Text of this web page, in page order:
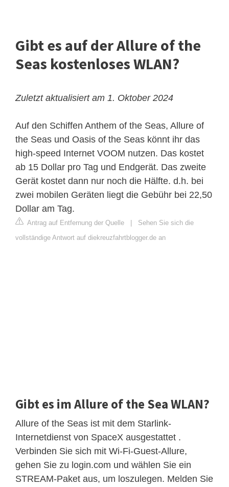
Gibt es auf der Allure of the
Seas kostenloses WLAN?
Zuletzt aktualisiert am 1. Oktober 2024
Auf den Schiffen Anthem of the Seas, Allure of
the Seas und Oasis of the Seas könnt ihr das
high-speed Internet VOOM nutzen. Das kostet
ab 15 Dollar pro Tag und Endgerät. Das zweite
Gerät kostet dann nur noch die Hälfte. d.h. bei
zwei mobilen Geräten liegt die Gebühr bei 22,50
Dollar am Tag.
Antrag auf Entfernung der Quelle
Sehen Sie sich die
vollständige Antwort auf diekreuzfahrtblogger.de an
Gibt es im Allure of the Sea WLAN?
Allure of the Seas ist mit dem Starlink-
Internetdienst von SpaceX ausgestattet .
Verbinden Sie sich mit Wi-Fi-Guest-Allure,
gehen Sie zu login.com und wählen Sie ein
STREAM-Paket aus, um loszulegen. Melden Sie